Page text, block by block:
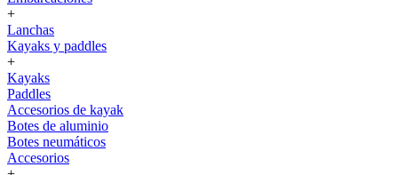
+
Lanchas
Kayaks y paddles
+
Kayaks
Paddles
Accesorios de kayak
Botes de aluminio
Botes neumáticos
Accesorios